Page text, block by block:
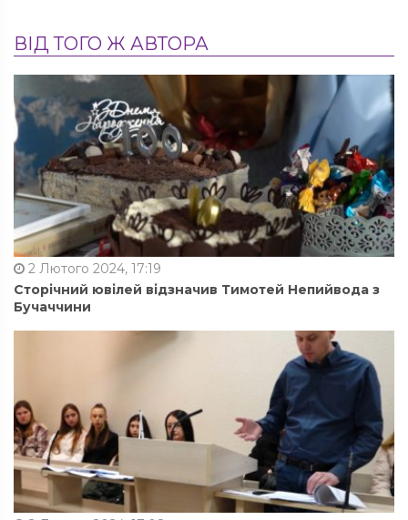
ВІД ТОГО Ж АВТОРА
2 Лютого 2024, 17:19
Сторічний ювілей відзначив Тимотей Непийвода з
Бучаччини